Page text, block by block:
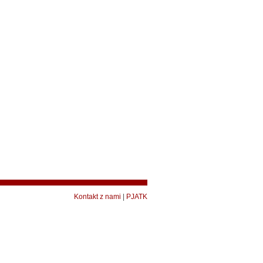
Kontakt z nami PJATK